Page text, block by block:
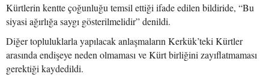
Kürtlerin kentte çoğunluğu temsil ettiği ifade edilen bildiride, “Bu
siyasi ağırlığa saygı gösterilmelidir” denildi.
Diğer topluluklarla yapılacak anlaşmaların Kerkük’teki Kürtler
arasında endişeye neden olmaması ve Kürt birliğini zayıflatmaması
gerektiği kaydedildi.